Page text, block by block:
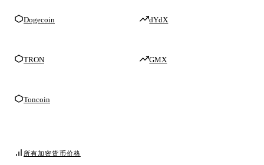
Dogecoin
TRON
Toncoin
dYdX
GMX
所有加密货币价格